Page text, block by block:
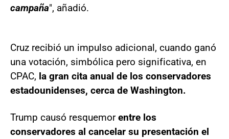
campaña", añadió.
Cruz recibió un impulso adicional, cuando ganó
una votación, simbólica pero significativa, en
CPAC, la gran cita anual de los conservadores
estadounidenses, cerca de Washington.
Trump causó resquemorentre los
conservadores al cancelar su presentación el